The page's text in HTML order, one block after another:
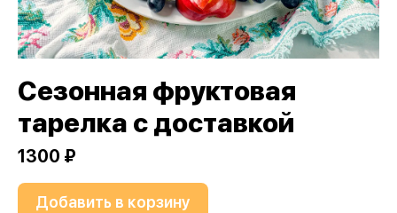
Сезонная фруктовая
тарелка с доставкой
1300 ₽
Добавить в корзину